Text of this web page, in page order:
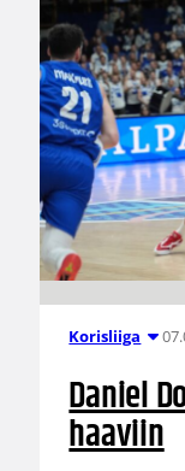
Korisliiga
Daniel
haaviin